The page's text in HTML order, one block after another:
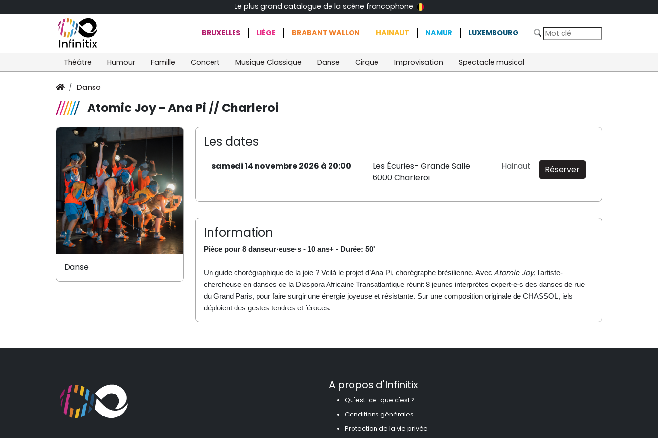
Le plus grand catalogue de la scène francophone
BRUXELLES LIÈGE BRABANT WALLON HAINAUT NAMUR LUXEMBOURG
Théâtre Humour Famille Concert Musique Classique Danse Cirque Improvisation Spectacle musical
Danse
Atomic Joy - Ana Pi // Charleroi
Les dates
samedi 14 novembre 2026 à 20:00
Les Écuries- Grande Salle
6000 Charleroi
Hainaut Réserver
Information
Pièce pour 8 danseur·euse·s - 10 ans+ - Durée: 50'
Un guide chorégraphique de la joie ? Voilà le projet d’Ana Pi, chorégraphe brésilienne. Avec Atomic Joy, l’artiste-
chercheuse en danses de la Diaspora Africaine Transatlantique réunit 8 jeunes interprètes expert·e·s des danses de rue
du Grand Paris, pour faire surgir une énergie joyeuse et résistante. Sur une composition originale de CHASSOL, iels
déploient des gestes tendres et féroces.
Danse
A propos d'Infinitix
Qu'est-ce-que c'est ?
Conditions générales
Protection de la vie privée